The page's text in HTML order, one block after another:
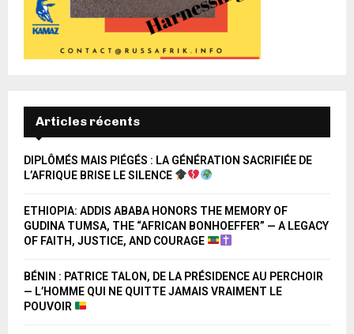
Articles récents
DIPLÔMÉS MAIS PIÉGÉS : LA GÉNÉRATION SACRIFIÉE DE
L’AFRIQUE BRISE LE SILENCE
ETHIOPIA: ADDIS ABABA HONORS THE MEMORY OF
GUDINA TUMSA, THE “AFRICAN BONHOEFFER” — A LEGACY
OF FAITH, JUSTICE, AND COURAGE
BÉNIN : PATRICE TALON, DE LA PRÉSIDENCE AU PERCHOIR
— L’HOMME QUI NE QUITTE JAMAIS VRAIMENT LE
POUVOIR